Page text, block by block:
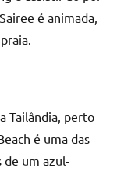
é animada,
Tailândia, perto
é uma das
de um azul-